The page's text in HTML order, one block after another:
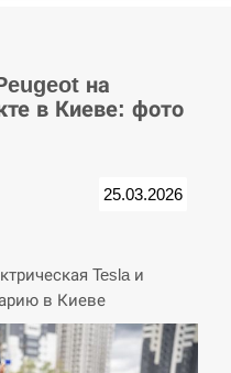
розділив навпіл
на Закарпатье:
не критикувати
кризу –…
на
в Киеве: фото
25.03.2026
Tesla и
в Киеве